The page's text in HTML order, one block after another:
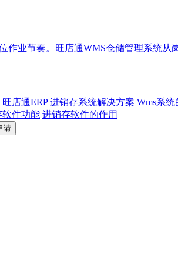
业节奏。旺店通WMS仓储管理系统
旺店通ERP 进销存系统解决方案 Wms系统
软件功能 进销存软件的作用
请